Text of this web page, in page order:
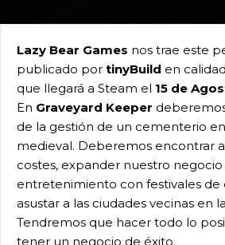
Lazy Bear Games nos trae este
publicado por tinyBuild en
que llegará a Steam el 15 de
En Graveyard Keeper
de la gestión de un cementerio
medieval. Deberemos encontrar
costes, expander nuestro
entretenimiento con festivales de
asustar a las ciudades vecinas en
Tendremos que hacer todo lo
tener un negocio de éxito.